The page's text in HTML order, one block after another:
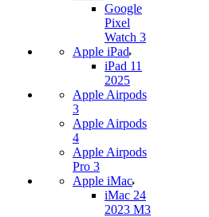
Google
Pixel
Watch 3
Apple iPad
iPad 11
2025
Apple Airpods
3
Apple Airpods
4
Apple Airpods
Pro 3
Apple iMac
iMac 24
2023 M3